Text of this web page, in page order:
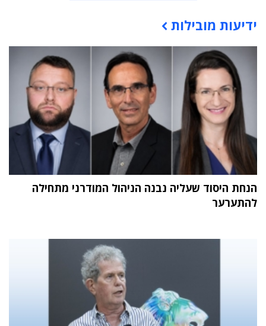
תוכן פרסומי
ידיעות מובילות
הנחת היסוד שעליה נבנה הניהול המודרני מתחילה
להתערער